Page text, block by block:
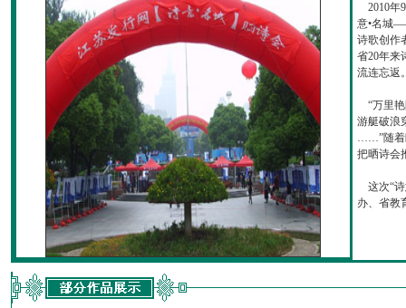
2010年
意•名城
诗歌创作
省20年来
流连忘返
“万里艳
游艇破浪
……”随着
把晒诗会
这次“诗
办、省教